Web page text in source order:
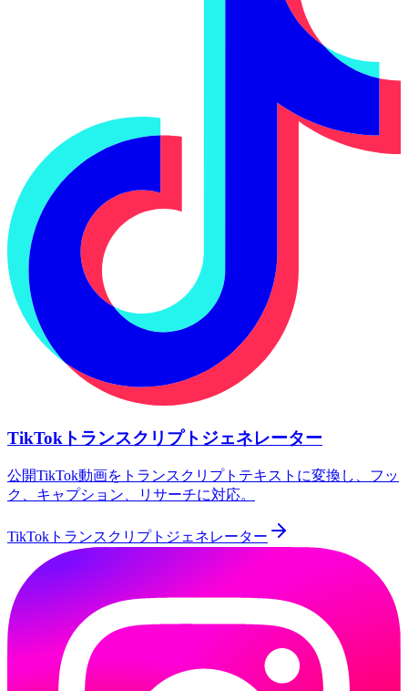
TikTokトランスクリプトジェネレーター
公開TikTok動画をトランスクリプトテキストに変換し、フッ
ク、キャプション、リサーチに対応。
TikTokトランスクリプトジェネレーター